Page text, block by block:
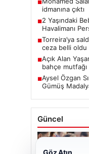
■
idmanına çıktı
■2 Yaşındaki
Havalimanı
■Torreira’ya
ceza belli oldu
■Açık Alan
bahçe mutfağı
■Aysel Özgan
Gümüş
Güncel
Göz Atın